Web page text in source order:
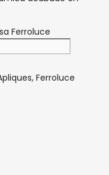
Ferroluce
, Ferroluce